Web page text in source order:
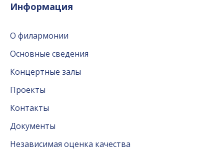
Информация
О филармонии
Основные сведения
Концертные залы
Проекты
Контакты
Документы
Независимая оценка качества